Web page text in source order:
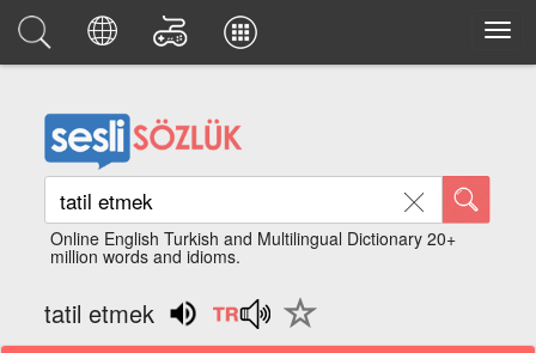
Online English Turkish and Multilingual Dictionary 20+
million words and idioms.
tatil etmek